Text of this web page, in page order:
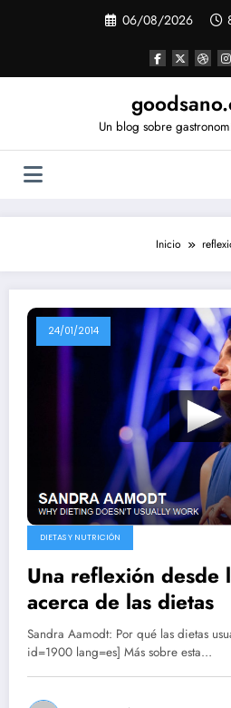
06/08/2026
Un blog sobre
Inicio
24/01/2014
DIETAS Y NUTRICIÓN
Una reflexión desde
acerca de las dietas
Sandra Aamodt: Por qué las dietas
id=1900 lang=es] Más sobre esta…